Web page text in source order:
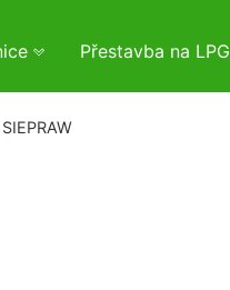
Přestavba na LPG